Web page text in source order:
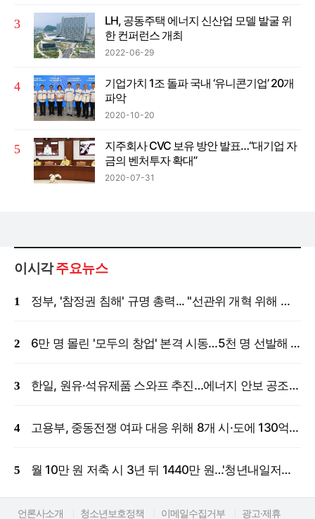
LH, 공동주택 에너지 신산업 모델 발굴 위
한 컨퍼런스 개최
2022-06-29
기업가치 1조 돌파 국내 ‘유니콘기업’ 20개
파악
2020-10-20
지주회사 CVC 보유 방안 발표…“대기업 자
금의 벤처투자 확대”
2020-07-31
이시각주요뉴스
정부, '참정권 침해' 규명 총력... "선관위 개혁 위해 국정조사 등 모든 조치"
6만 명 몰린 '모두의 창업' 본격 시동…5천 명 선발해 밀착 지원
한일, 원유·석유제품 스와프 추진…에너지 안보 공조 강화
고용부, 중동전쟁 여파 대응 위해 8개 시·도에 130억 원 긴급 투입
월 10만 원 저축 시 3년 뒤 1440만 원…'청년내일저축계좌' 신규 모집
언론사소개 청소년보호정책 이메일수집거부 광고·제휴